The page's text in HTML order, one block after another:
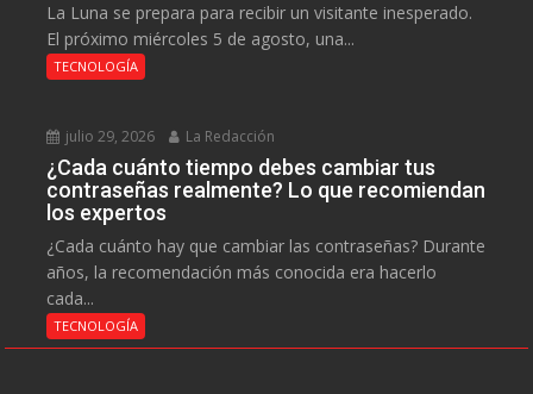
La Luna se prepara para recibir un visitante inesperado.
El próximo miércoles 5 de agosto, una...
TECNOLOGÍA
julio 29, 2026 La Redacción
¿Cada cuánto tiempo debes cambiar tus
contraseñas realmente? Lo que recomiendan
los expertos
¿Cada cuánto hay que cambiar las contraseñas? Durante
años, la recomendación más conocida era hacerlo
cada...
TECNOLOGÍA